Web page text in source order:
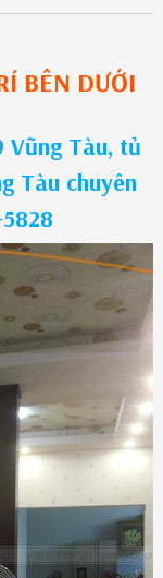
BÊN DƯỚI
Vũng Tàu, tủ
Tàu chuyên